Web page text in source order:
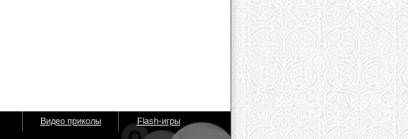
Видео приколы Flash-игры